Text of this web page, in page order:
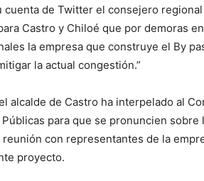
cuenta de Twitter el consejero
Castro y Chiloé que por demoras
la empresa que construye el By
la actual congestión.”
alcalde de Castro ha interpelado al
para que se pronuncien
con representantes de la
proyecto.